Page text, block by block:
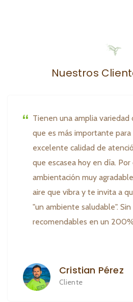
Nuestros
Tienen una amplia
que es más importante
excelente calidad de
que escasea hoy en día.
ambientación muy
aire que vibra y te invita a
"un ambiente saludable". Sin
recomendables en un
Cristian Pérez
Cliente